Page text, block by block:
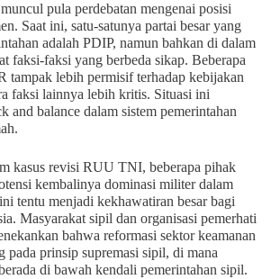
pula perdebatan mengenai posisi
Saat ini, satu-satunya partai besar yang
adalah PDIP, namun bahkan di dalam
faksi-faksi yang berbeda sikap. Beberapa
tampak lebih permisif terhadap kebijakan
faksi lainnya lebih kritis. Situasi ini
and balance dalam sistem pemerintahan
kasus revisi RUU TNI, beberapa pihak
kembalinya dominasi militer dalam
tentu menjadi kekhawatiran besar bagi
Masyarakat sipil dan organisasi pemerhati
bahwa reformasi sektor keamanan
pada prinsip supremasi sipil, di mana
di bawah kendali pemerintahan sipil.